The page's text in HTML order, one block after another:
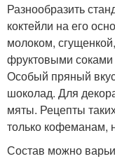
Разнообразить
коктейли на его
молоком,
фруктовыми
Особый пряный
шоколад. Для
мяты. Рецепты
только кофеманам,
Состав можно